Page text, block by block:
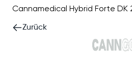
Cannamedical Hybrid Forte DK
Zurück